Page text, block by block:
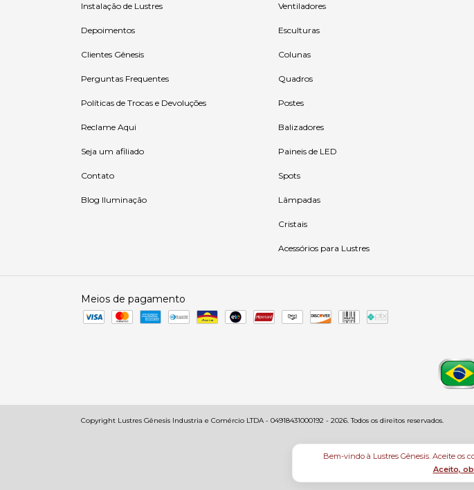
Bem-vindo à Lustres Gênesis. Aceite os
Aceito,
Instalação de Lustres
Depoimentos
Clientes Gênesis
Perguntas Frequentes
Políticas de Trocas e Devoluções
Reclame Aqui
Seja um afiliado
Contato
Blog Iluminação
Ventiladores
Esculturas
Colunas
Quadros
Postes
Balizadores
Paineis de LED
Spots
Lâmpadas
Cristais
Acessórios para Lustres
Meios de pagamento
Copyright Lustres Gênesis Industria e Comércio LTDA - 04918431000192 - 2026. Todos os direitos reservados.